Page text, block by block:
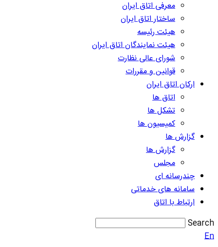
معرفی اتاق ایران
ساختار اتاق ایران
هیئت رئیسه
هیئت نمایندگان اتاق ایران
شورای عالی نظارت
قوانین و مقررات
ارکان اتاق ایران
اتاق ها
تشکل ها
کمیسیون ها
گزارش ها
گزارش ها
مجلس
چندرسانه ای
سامانه های خدماتی
ارتباط با اتاق
Search
En